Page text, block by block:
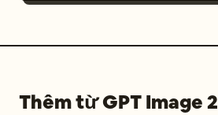
Thêm từ GPT Image 2